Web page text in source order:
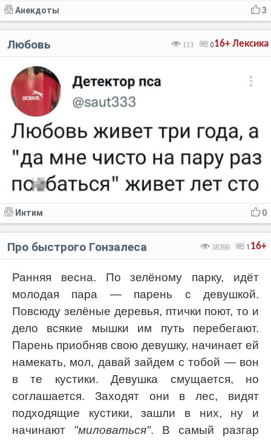
3
Анекдоты
Лексика
16+
113 0
Любовь
0
Интим
16+
38396 1
Про быстрого Гонзалеса
Ранняя весна. По зелёному парку, идёт
молодая пара — парень с девушкой.
Повсюду зелёные деревья, птички поют, то и
дело всякие мышки им путь перебегают.
Парень приобняв свою девушку, начинает ей
намекать, мол, давай зайдем с тобой — вон
в те кустики. Девушка смущается, но
соглашается. Заходят они в лес, видят
подходящие кустики, зашли в них, ну и
начинают "миловаться". В самый разгар